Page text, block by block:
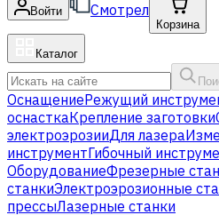
Войти Смотрел
Корзина
Каталог
ОснащениеРежущий
оснасткаКрепление заготовки
электроэрозииДля лазера
инструментГибочный
ОборудованиеФрезерные
станкиЭлектроэрозионные
прессыЛазерные станки